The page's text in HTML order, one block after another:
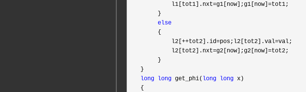
         l1[tot1].nxt
=g1[now];g1[now]=tot1;
     }
else
     {
         l2[
++tot2].id=pos;l2[tot2].val=val;
         l2[tot2].nxt
=g2[now];g2[now]=tot2;
     }
long
long get_phi( long long x)
{